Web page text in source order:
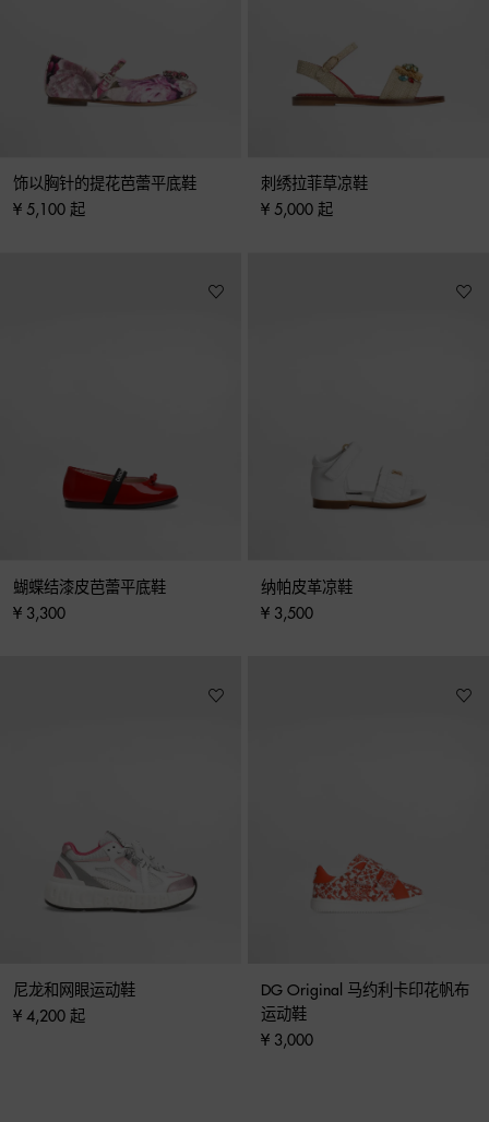
饰以胸针的提花芭蕾平底鞋
¥ 5,100 起
刺绣拉菲草凉鞋
¥ 5,000 起
蝴蝶结漆皮芭蕾平底鞋
¥ 3,300
纳帕皮革凉鞋
¥ 3,500
尼龙和网眼运动鞋
¥ 4,200 起
DG Original 马约利卡印花帆布
运动鞋
¥ 3,000